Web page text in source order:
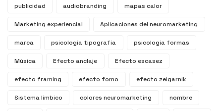
publicidad audiobranding mapas calor
Marketing experiencial Aplicaciones del neuromarketing
marca psicología tipografía psicología formas
Música Efecto anclaje Efecto escasez
efecto framing efecto fomo efecto zeigarnik
Sistema límbico colores neuromarketing nombre